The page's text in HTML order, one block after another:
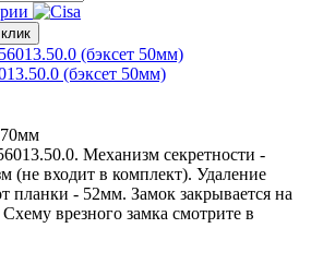
(бэксет 50мм)
70мм
Механизм секретности -
(не входит в комплект). Удаление
планки - 52мм. Замок закрывается на
врезного замка смотрите в